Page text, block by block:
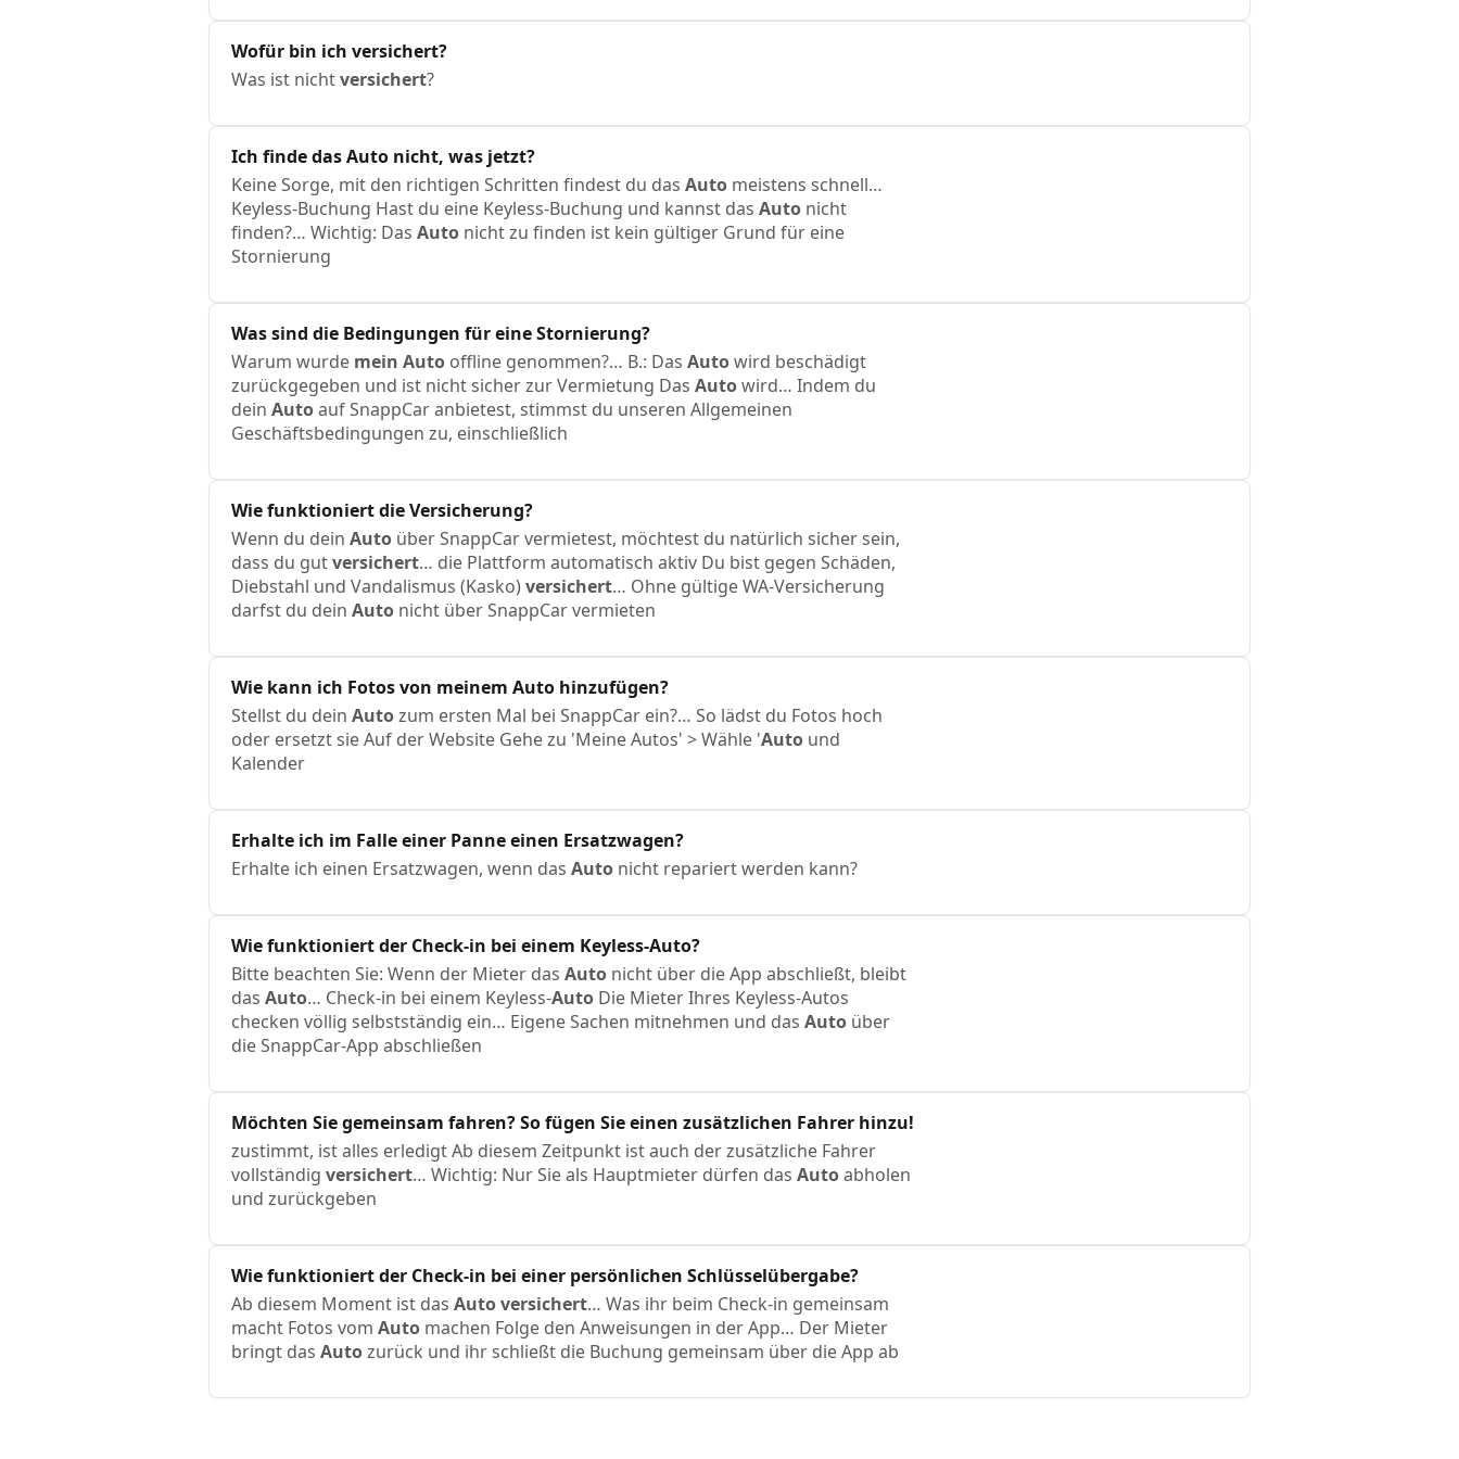
Wofür bin ich versichert?
Was ist nichtversichert?
Ich finde dasAuto nicht, was jetzt?
Keine Sorge, mit den richtigen Schritten findest du das Auto meistens schnell…
Keyless-Buchung Hast du eine Keyless-Buchung und kannst das Auto nicht
finden?… Wichtig: Das Auto nicht zu finden ist kein gültiger Grund für eine
Stornierung
Was sind die Bedingungen für eine Stornierung?
Warum wurde mein Auto offline genommen?… B.: Das Autowird beschädigt
zurückgegeben und ist nicht sicher zur Vermietung Das Autowird… Indem du
dein Autoauf SnappCar anbietest, stimmst du unseren Allgemeinen
Geschäftsbedingungen zu, einschließlich
Wie funktioniert die Versicherung?
Wenn du dein Auto über SnappCar vermietest, möchtest du natürlich sicher sein,
dass du gutversichert… die Plattform automatisch aktiv Du bist gegen Schäden,
Diebstahl und Vandalismus (Kasko) versichert… Ohne gültige WA-Versicherung
darfst du dein Auto nicht über SnappCar vermieten
Wie kann ich Fotos von meinem Auto hinzufügen?
Stellst du dein Autozum ersten Mal bei SnappCar ein?… So lädst du Fotos hoch
oder ersetzt sie Auf der Website Gehe zu 'Meine Autos' > Wähle 'Auto und
Kalender
Erhalte ich im Falle einer Panne einen Ersatzwagen?
Erhalte ich einen Ersatzwagen, wenn das Auto nicht repariert werden kann?
Wie funktioniert der Check-in bei einem Keyless-Auto?
Bitte beachten Sie: Wenn der Mieter das Auto nicht über die App abschließt, bleibt
das Auto… Check-in bei einem Keyless-Auto Die Mieter Ihres Keyless-Autos
checken völlig selbstständig ein… Eigene Sachen mitnehmen und das Auto über
die SnappCar-App abschließen
Möchten Sie gemeinsam fahren? So fügen Sie einen zusätzlichen Fahrer hinzu!
zustimmt, ist alles erledigt Ab diesem Zeitpunkt ist auch der zusätzliche Fahrer
vollständig versichert… Wichtig: Nur Sie als Hauptmieter dürfen das Autoabholen
und zurückgeben
Wie funktioniert der Check-in bei einer persönlichen Schlüsselübergabe?
Ab diesem Moment ist das Autoversichert… Was ihr beim Check-in gemeinsam
macht Fotos vom Auto machen Folge den Anweisungen in der App… Der Mieter
bringt das Autozurück und ihr schließt die Buchung gemeinsam über die App ab